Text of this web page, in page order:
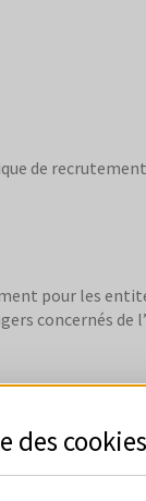
de
pour les
concernés de
candidature.
la proposition
2 ans à
des cookies